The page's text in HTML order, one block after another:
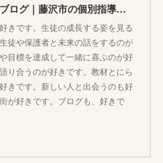
「第二の家」ブログ｜藤沢市の個別指導塾のお話
きです。生徒の成長する姿を見る
徒や保護者と未来の話をするのが
目標を達成して一緒に喜ぶのが好
り合うのが好きです。教材とにら
きです。新しい人と出会うのも好
が好きです。ブログも、好きで